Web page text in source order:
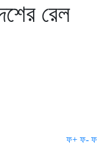
রেল
ফ+ ফ- ফ